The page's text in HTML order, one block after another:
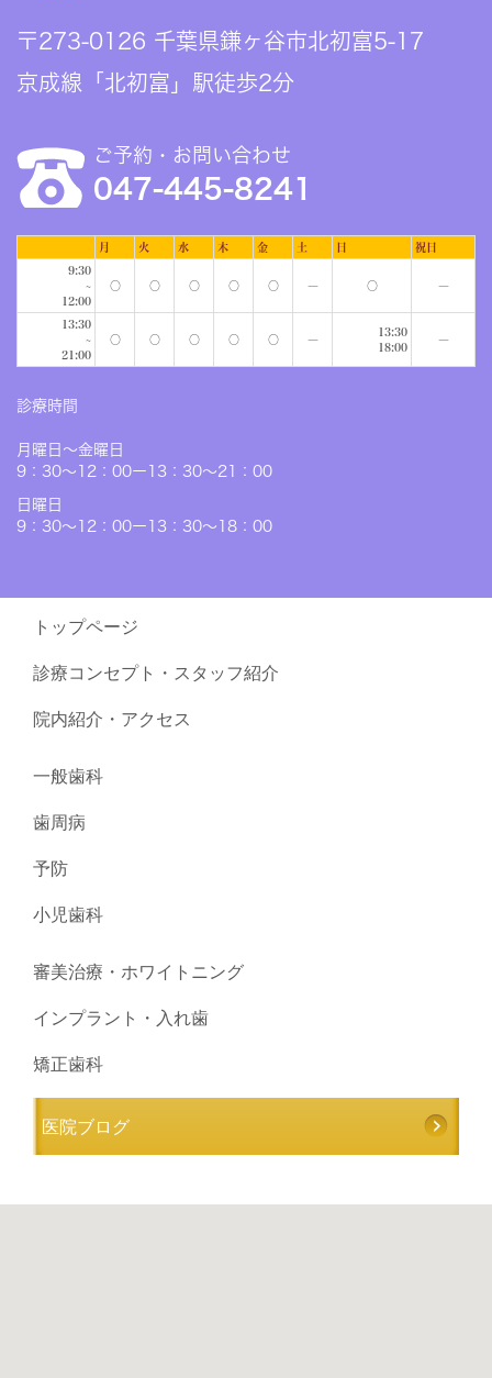
〒273-0126 千葉県鎌ヶ谷市北初富5-17
京成線「北初富」駅徒歩2分
ご予約・お問い合わせ
047-445-8241
月 火 水 木 金 土 日 祝日
9:30
~
12:00
○ ○ ○ ○ ○ ― ○ ―
13:30
~
21:00
○ ○ ○ ○ ○ ―
13:30
18:00
―
診療時間
月曜日〜金曜日
9：30～12：00ー13：30～21：00
日曜日
9：30～12：00ー13：30～18：00
トップページ
診療コンセプト・スタッフ紹介
院内紹介・アクセス
一般歯科
歯周病
予防
小児歯科
審美治療・ホワイトニング
インプラント・入れ歯
矯正歯科
医院ブログ